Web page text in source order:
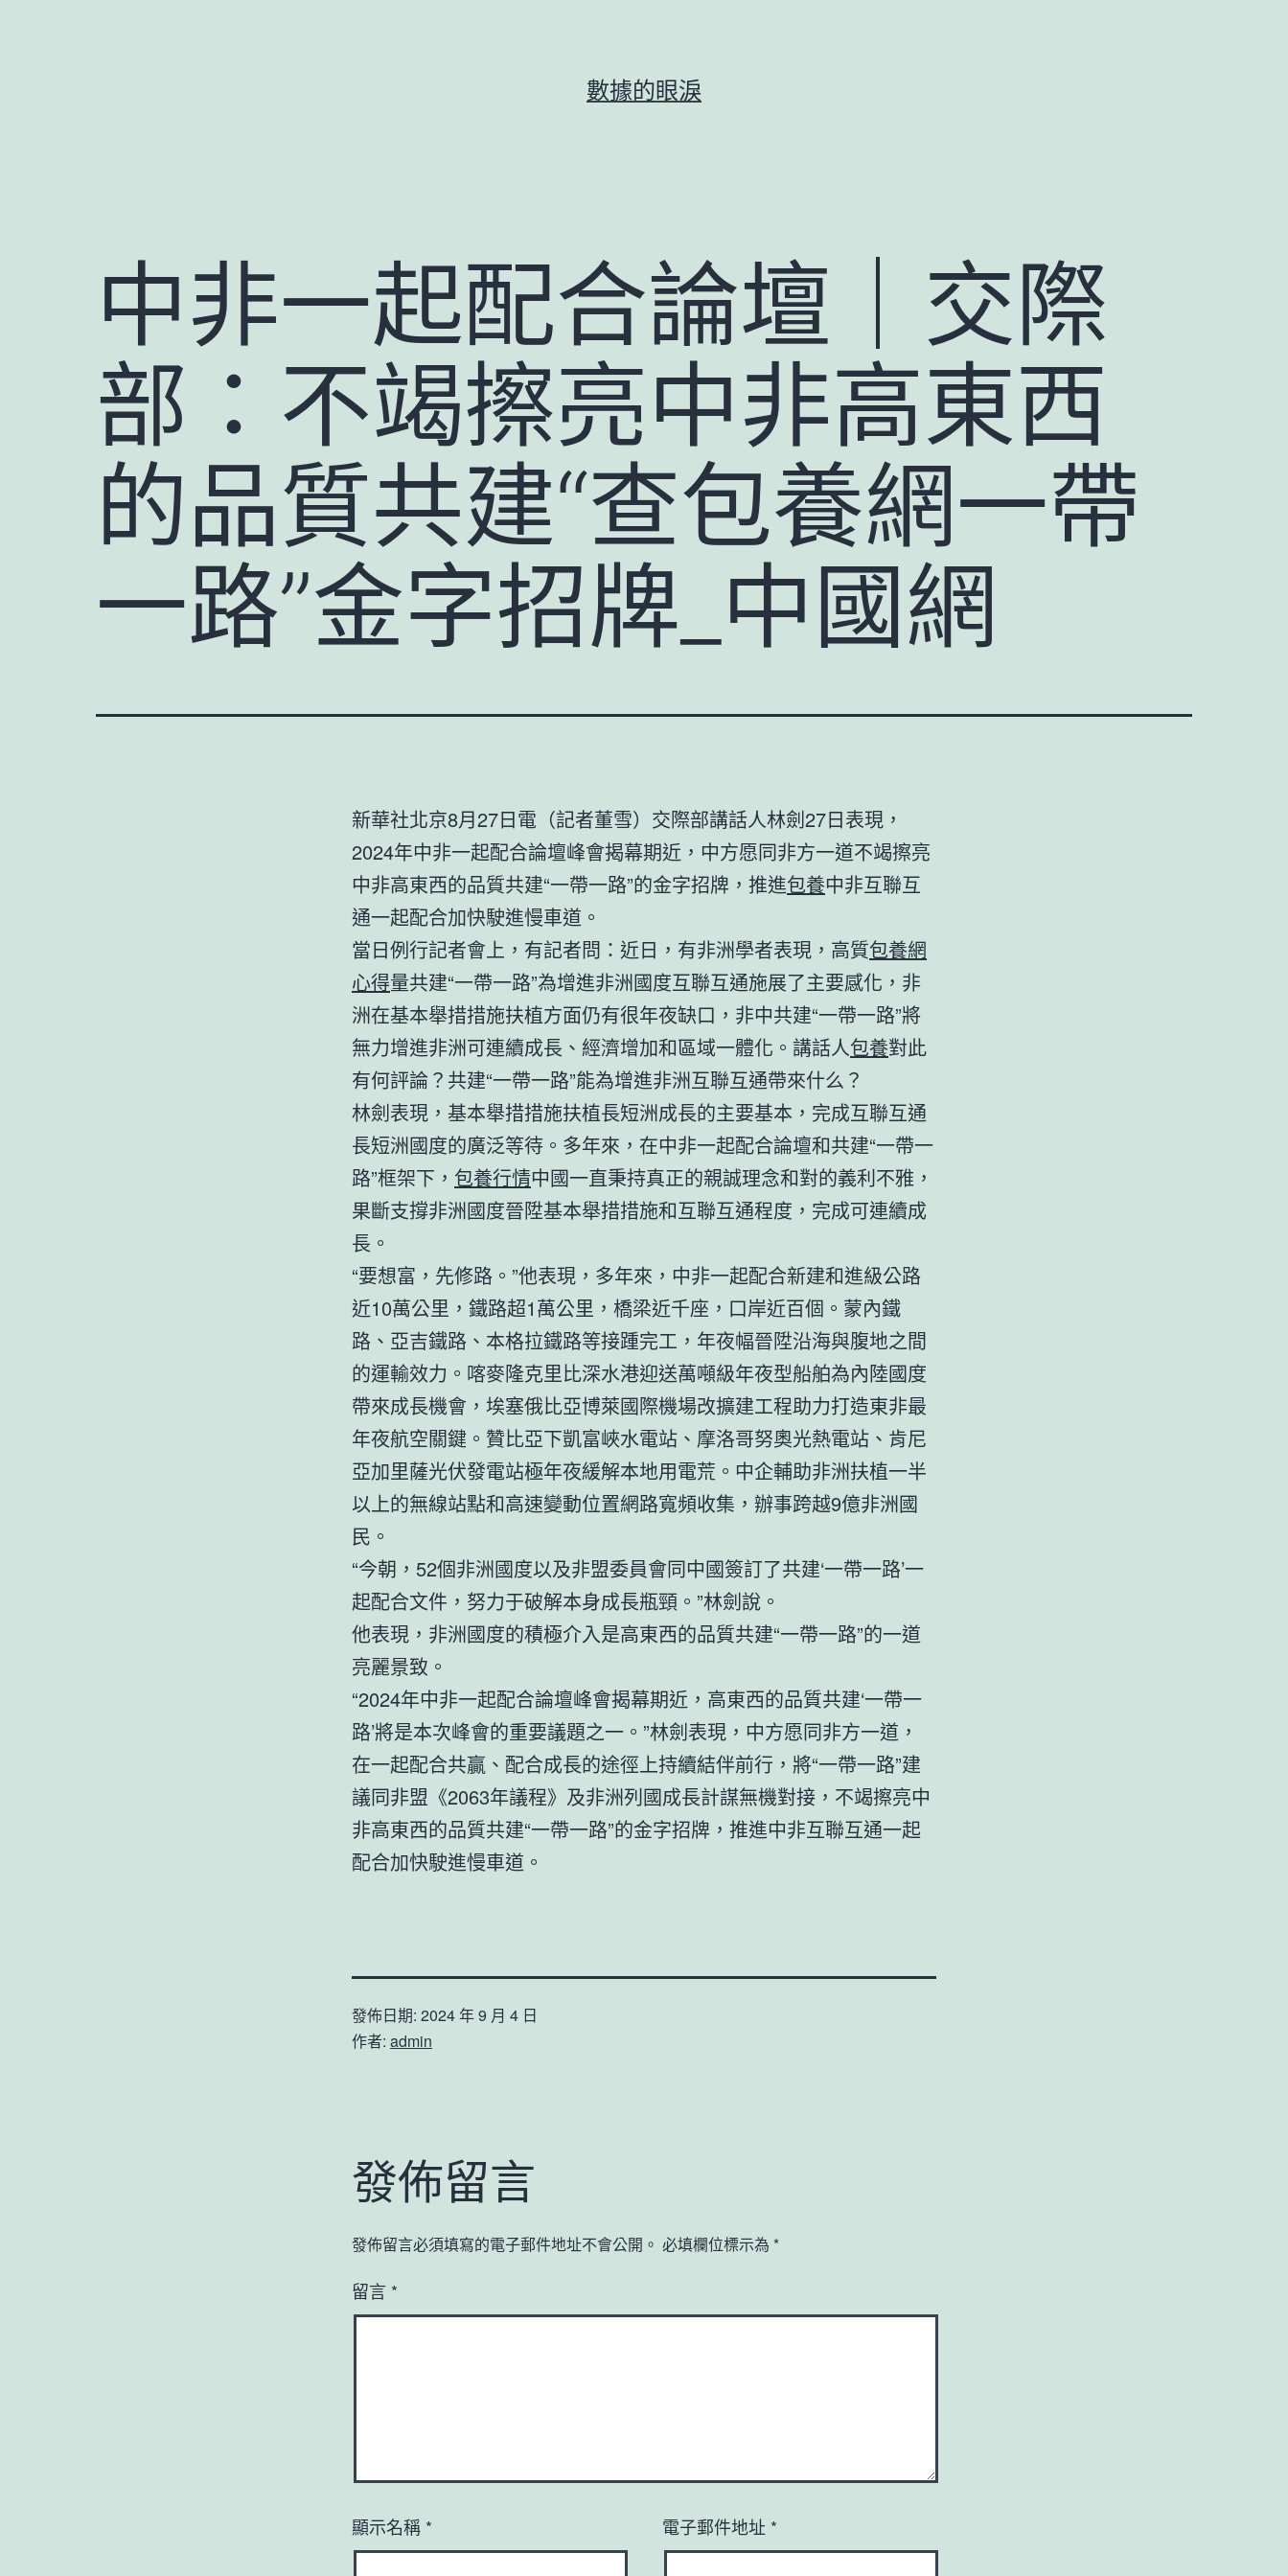
數據的眼淚
中非一起配合論壇｜交際
部：不竭擦亮中非高東西
的品質共建“查包養網一帶
一路”金字招牌_中國網
新華社北京8月27日電（記者董雪）交際部講話人林劍27日表現，
2024年中非一起配合論壇峰會揭幕期近，中方愿同非方一道不竭擦亮
中非高東西的品質共建“一帶一路”的金字招牌，推進包養中非互聯互
通一起配合加快駛進慢車道。
當日例行記者會上，有記者問：近日，有非洲學者表現，高質包養網
心得量共建“一帶一路”為增進非洲國度互聯互通施展了主要感化，非
洲在基本舉措措施扶植方面仍有很年夜缺口，非中共建“一帶一路”將
無力增進非洲可連續成長、經濟增加和區域一體化。講話人包養對此
有何評論？共建“一帶一路”能為增進非洲互聯互通帶來什么？
林劍表現，基本舉措措施扶植長短洲成長的主要基本，完成互聯互通
長短洲國度的廣泛等待。多年來，在中非一起配合論壇和共建“一帶一
路”框架下， 包養行情中國一直秉持真正的親誠理念和對的義利不雅，
果斷支撐非洲國度晉陞基本舉措措施和互聯互通程度，完成可連續成
長。
“要想富，先修路。”他表現，多年來，中非一起配合新建和進級公路
近10萬公里，鐵路超1萬公里，橋梁近千座，口岸近百個。蒙內鐵
路、亞吉鐵路、本格拉鐵路等接踵完工，年夜幅晉陞沿海與腹地之間
的運輸效力。喀麥隆克里比深水港迎送萬噸級年夜型船舶為內陸國度
帶來成長機會，埃塞俄比亞博萊國際機場改擴建工程助力打造東非最
年夜航空關鍵。贊比亞下凱富峽水電站、摩洛哥努奧光熱電站、肯尼
亞加里薩光伏發電站極年夜緩解本地用電荒。中企輔助非洲扶植一半
以上的無線站點和高速變動位置網路寬頻收集，辦事跨越9億非洲國
民。
“今朝，52個非洲國度以及非盟委員會同中國簽訂了共建‘一帶一路’一
起配合文件，努力于破解本身成長瓶頸。”林劍說。
他表現，非洲國度的積極介入是高東西的品質共建“一帶一路”的一道
亮麗景致。
“2024年中非一起配合論壇峰會揭幕期近，高東西的品質共建‘一帶一
路’將是本次峰會的重要議題之一。”林劍表現，中方愿同非方一道，
在一起配合共贏、配合成長的途徑上持續結伴前行，將“一帶一路”建
議同非盟《2063年議程》及非洲列國成長計謀無機對接，不竭擦亮中
非高東西的品質共建“一帶一路”的金字招牌，推進中非互聯互通一起
配合加快駛進慢車道。
發佈日期: 2024 年 9 月 4 日
作者: admin
發佈留言
發佈留言必須填寫的電子郵件地址不會公開。 必填欄位標示為 *
留言 *
顯示名稱 * 電子郵件地址 *